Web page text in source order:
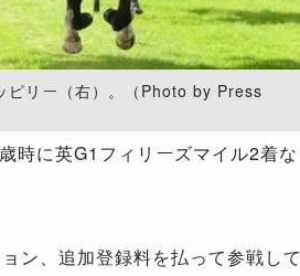
ピリー（右）。（Photo by Press
時に英G1フィリーズマイル2着な
ン、追加登録料を払って参戦して